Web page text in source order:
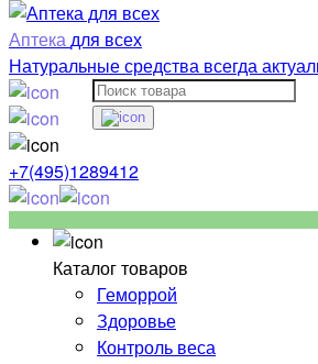
Аптекадля всех
Натуральные средства всегда
+7(495)1289412
Каталог товаров
Геморрой
Здоровье
Контроль веса